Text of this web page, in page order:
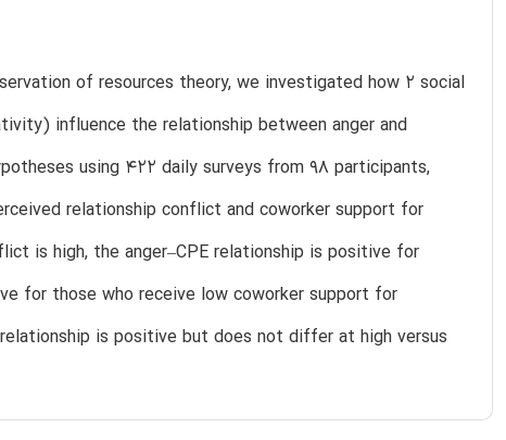
of resources theory, we investigated how 2 social
influence the relationship between anger and
using 422 daily surveys from 98 participants,
relationship conflict and coworker support for
is high, the anger–CPE relationship is positive for
for those who receive low coworker support for
is positive but does not differ at high versus